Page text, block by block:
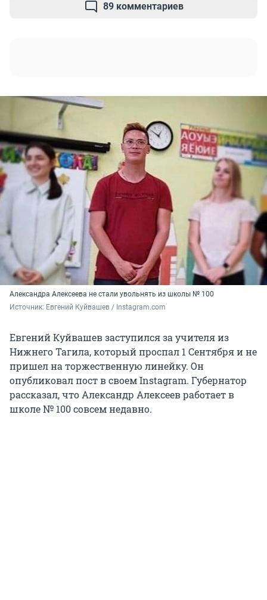
89 комментариев
Александра Алексеева не стали увольнять из школы № 100
Источник: Евгений Куйвашев / Instagram.com
Евгений Куйвашев заступился за учителя из
Нижнего Тагила, который проспал 1 Сентября и не
пришел на торжественную линейку. Он
опубликовал пост в своем Instagram. Губернатор
рассказал, что Александр Алексеев работает в
школе № 100 совсем недавно.